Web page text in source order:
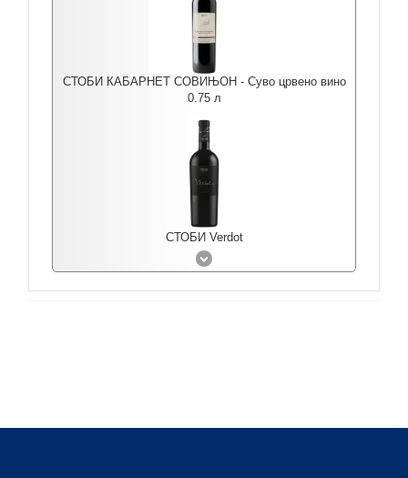
СТОБИ КАБАРНЕТ СОВИЊОН - Суво црвено вино
0.75 л
СТОБИ Verdot